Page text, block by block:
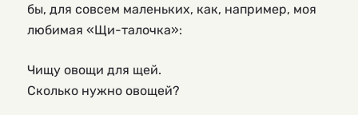
бы, для совсем маленьких, как, например, моя
любимая «Щи-талочка»:
Чищу овощи для щей.
Сколько нужно овощей?